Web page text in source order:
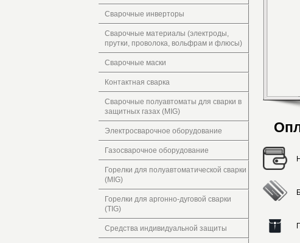
Сварочные инверторы
Сварочные материалы (электроды,
прутки, проволока, вольфрам и флюсы)
Сварочные маски
Контактная сварка
Сварочные полуавтоматы для сварки в
защитных газах (MIG)
Электросварочное оборудование
Газосварочное оборудование
Горелки для полуавтоматической сварки
(MIG)
Горелки для аргонно-дуговой сварки
(TIG)
Средства индивидуальной защиты